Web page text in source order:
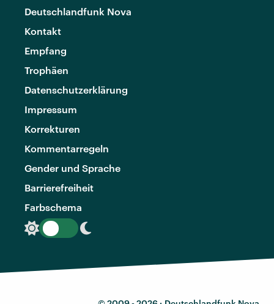
Deutschlandfunk Nova
Kontakt
Empfang
Trophäen
Datenschutzerklärung
Impressum
Korrekturen
Kommentarregeln
Gender und Sprache
Barrierefreiheit
Farbschema